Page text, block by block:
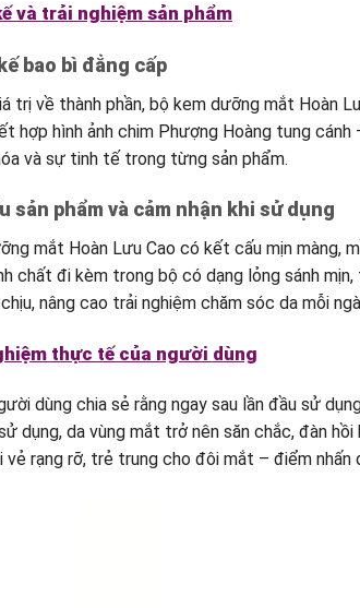
và trải nghiệm sản phẩm
bao bì đẳng cấp
trị về thành phần, bộ kem dưỡng mắt Hoàn
hợp hình ảnh chim Phượng Hoàng tung
và sự tinh tế trong từng sản phẩm.
sản phẩm và cảm nhận khi sử dụng
mắt Hoàn Lưu Cao có kết cấu mịn màng,
chất đi kèm trong bộ có dạng lỏng sánh
nâng cao trải nghiệm chăm sóc da mỗi
thực tế của người dùng
dùng chia sẻ rằng ngay sau lần đầu sử
dụng, da vùng mắt trở nên săn chắc, đàn
vẻ rạng rỡ, trẻ trung cho đôi mắt – điểm nhấn